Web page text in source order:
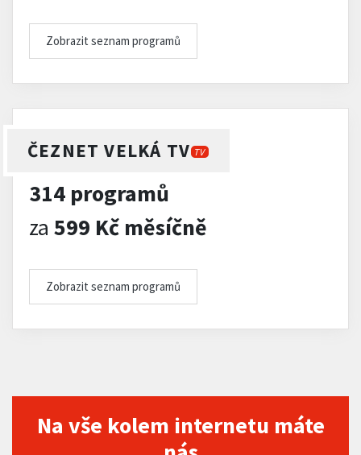
Zobrazit seznam programů
ČEZNET VELKÁ TV TV
314 programů
za 599 Kč měsíčně
Zobrazit seznam programů
Na vše kolem internetu máte